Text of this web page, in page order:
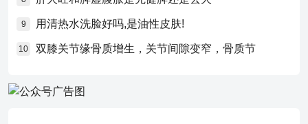
9 用清热水洗脸好吗,是油性皮肤!
10 双膝关节缘骨质增生，关节间隙变窄，骨质节